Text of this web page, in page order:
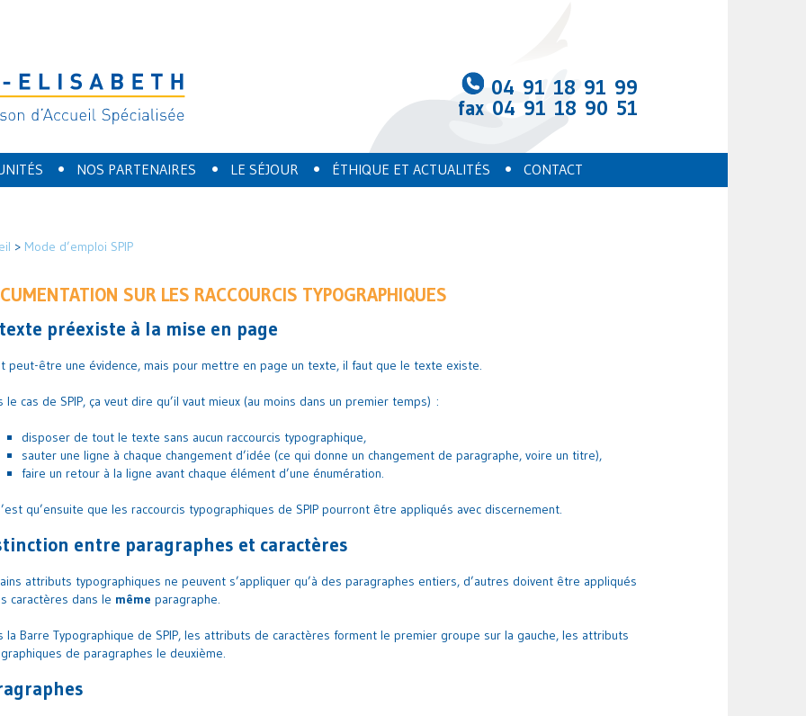
04 91 18 91 99
fax 04 91 18 90 51
• NOS PARTENAIRES • LE SÉJOUR • ÉTHIQUE ET ACTUALITÉS • CONTACT
> Mode d’emploi SPIP
SUR LES RACCOURCIS TYPOGRAPHIQUES
préexiste à la mise en page
peut-être une évidence, mais pour mettre en page un texte, il faut que le texte existe.
le cas de SPIP, ça veut dire qu’il vaut mieux (au moins dans un premier temps) :
disposer de tout le texte sans aucun raccourcis typographique,
sauter une ligne à chaque changement d’idée (ce qui donne un changement de paragraphe, voire un titre),
faire un retour à la ligne avant chaque élément d’une énumération.
qu’ensuite que les raccourcis typographiques de SPIP pourront être appliqués avec discernement.
entre paragraphes et caractères
attributs typographiques ne peuvent s’appliquer qu’à des paragraphes entiers, d’autres doivent être appliqués
caractères dans le même paragraphe.
la Barre Typographique de SPIP, les attributs de caractères forment le premier groupe sur la gauche, les attributs
de paragraphes le deuxième.